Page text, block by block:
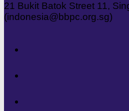
21 Bukit Batok Street 11,
(indonesia@bbpc.org.sg)